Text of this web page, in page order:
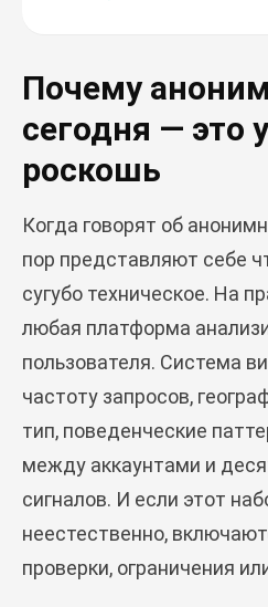
Почему
сегодня — это
роскошь
Когда говорят об
пор представляют себе
сугубо техническое. На
любая платформа
пользователя. Система
частоту запросов,
тип, поведенческие
между аккаунтами и
сигналов. И если этот
неестественно,
проверки, ограничения